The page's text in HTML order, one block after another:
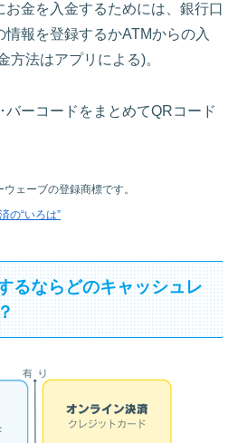
金を入金するためには、銀行口
報を登録するかATMからの入
方法はアプリによる)。
バーコードをまとめてQRコード
ェーブの登録商標です。
の“いろは”
るならどのキャッシュレ